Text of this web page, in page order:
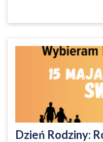
Dzień Rodziny: